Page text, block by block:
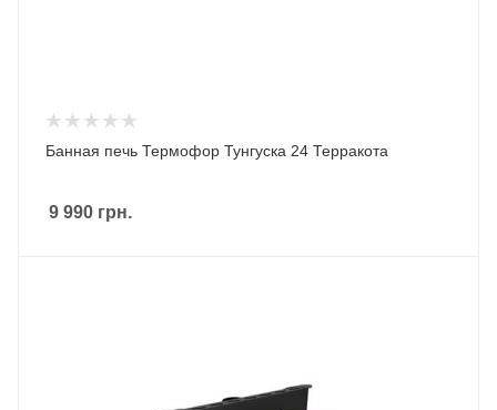
Банная печь Термофор Тунгуска 24 Терракота
9 990 грн.